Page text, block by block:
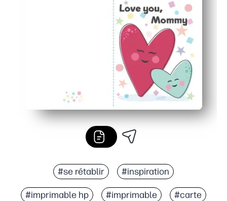
#se rétablir #inspiration
#imprimable hp #imprimable #carte